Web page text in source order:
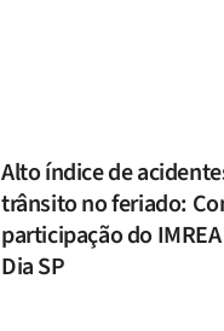
Alto índice de
trânsito no feriado:
participação do
Dia SP